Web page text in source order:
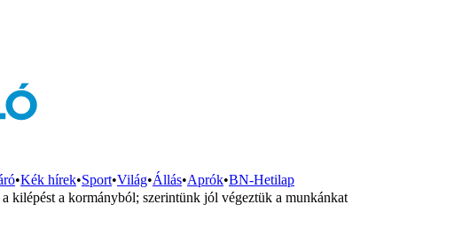
•Kék hírek•Sport•Világ•Állás•Aprók•BN-Hetilap
a kormányból; szerintünk jól végeztük a munkánkat